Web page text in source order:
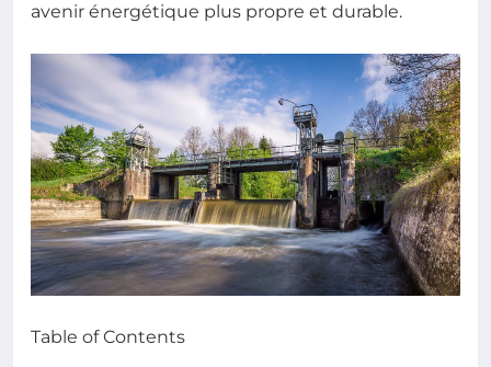
avenir énergétique plus propre et durable.
Table of Contents